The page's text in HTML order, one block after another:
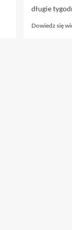
długie
Dowiedz się